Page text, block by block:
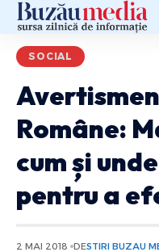
SOCIAL
Române:
cum și
pentru a
2 MAI 2018 DESTIRI BUZAU